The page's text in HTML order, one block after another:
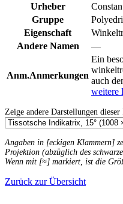
Urheber
Gruppe
Eigenschaft
Andere Namen
—
Anm.Anmerkungen
Ein
auch
weitere
Zeige andere Darstellungen
Angaben in [eckigen Klammern]
Projektion (abzüglich des
Wenn mit [≈] markiert, ist die
Zurück zur Übersicht